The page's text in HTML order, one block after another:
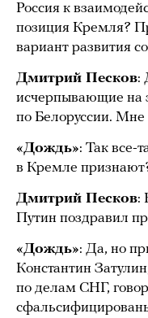
Россия к
позиция Кремля?
вариант развития
Дмитрий Песков:
исчерпывающие на
по Белоруссии. Мне
«Дождь»: Так все-
в Кремле
Дмитрий Песков:
Путин поздравил
«Дождь»: Да, но
Константин
по делам СНГ,